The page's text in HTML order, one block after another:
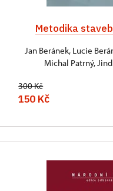
Metodika
Jan Beránek, Lucie
Michal Patrný,
300 Kč
150 Kč